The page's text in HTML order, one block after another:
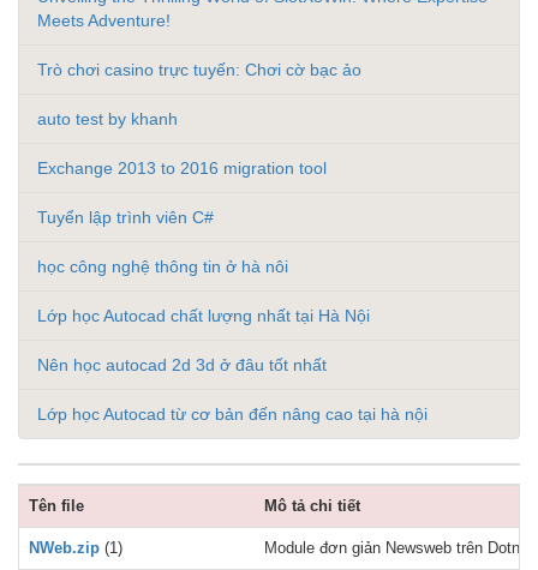
Meets Adventure!
Trò chơi casino trực tuyến: Chơi cờ bạc ảo
auto test by khanh
Exchange 2013 to 2016 migration tool
Tuyển lập trình viên C#
học công nghệ thông tin ở hà nôi
Lớp học Autocad chất lượng nhất tại Hà Nội
Nên học autocad 2d 3d ở đâu tốt nhất
Lớp học Autocad từ cơ bản đến nâng cao tại hà nội
Tên file Mô tả chi tiết
NWeb.zip (1) Module đơn giản Newsweb trên